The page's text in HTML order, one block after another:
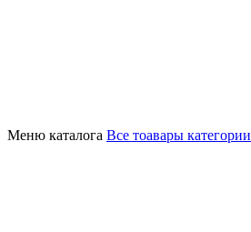
Меню каталога Все тоавары категории